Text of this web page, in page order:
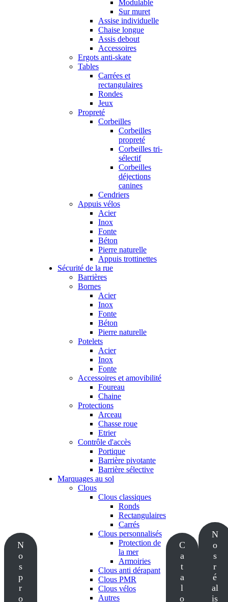
N
o
s
p
r
o
Modulable
Sur muret
Assise individuelle
Chaise longue
Assis debout
Accessoires
Ergots anti-skate
Tables
Carrées et
rectangulaires
Rondes
Jeux
Propreté
Corbeilles
Corbeilles
propreté
Corbeilles tri-
sélectif
Corbeilles
déjections
canines
Cendriers
Appuis vélos
Acier
Inox
Fonte
Béton
Pierre naturelle
Appuis trottinettes
Sécurité de la rue
Barrières
Bornes
Acier
Inox
Fonte
Béton
Pierre naturelle
Potelets
Acier
Inox
Fonte
Accessoires et amovibilité
Foureau
Chaine
Protections
Arceau
Chasse roue
Etrier
Contrôle d'accès
Portique
Barrière pivotante
Barrière sélective
Marquages au sol
Clous
Clous classiques
Ronds
Rectangulaires
Carrés
Clous personnalisés
Protection de
la mer
Armoiries
Clous anti dérapant
Clous PMR
Clous vélos
Autres
C
a
t
a
l
o
N
o
s
r
é
al
is